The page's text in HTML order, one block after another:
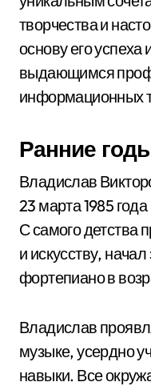
творчества и
основу его успеха
выдающимся
информационных
Ранние
Владислав
23 марта 1985
С самого детства
и искусству,
фортепиано в
Владислав
музыке, усердно
навыки. Все